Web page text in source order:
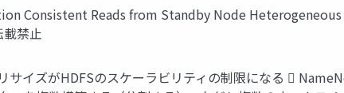
Consistent Reads from Standby Node
禁止
イズがHDFSのスケーラビリティの制限になる 